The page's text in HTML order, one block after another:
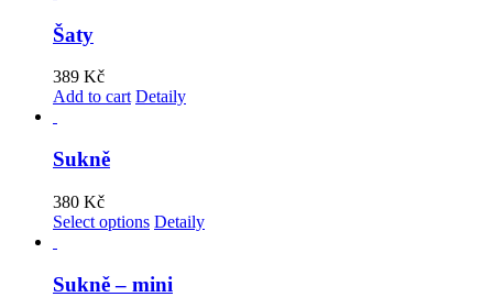
Šaty
389 Kč
Add to cart Detaily
Sukně
380 Kč
Select options Detaily
Sukně – mini